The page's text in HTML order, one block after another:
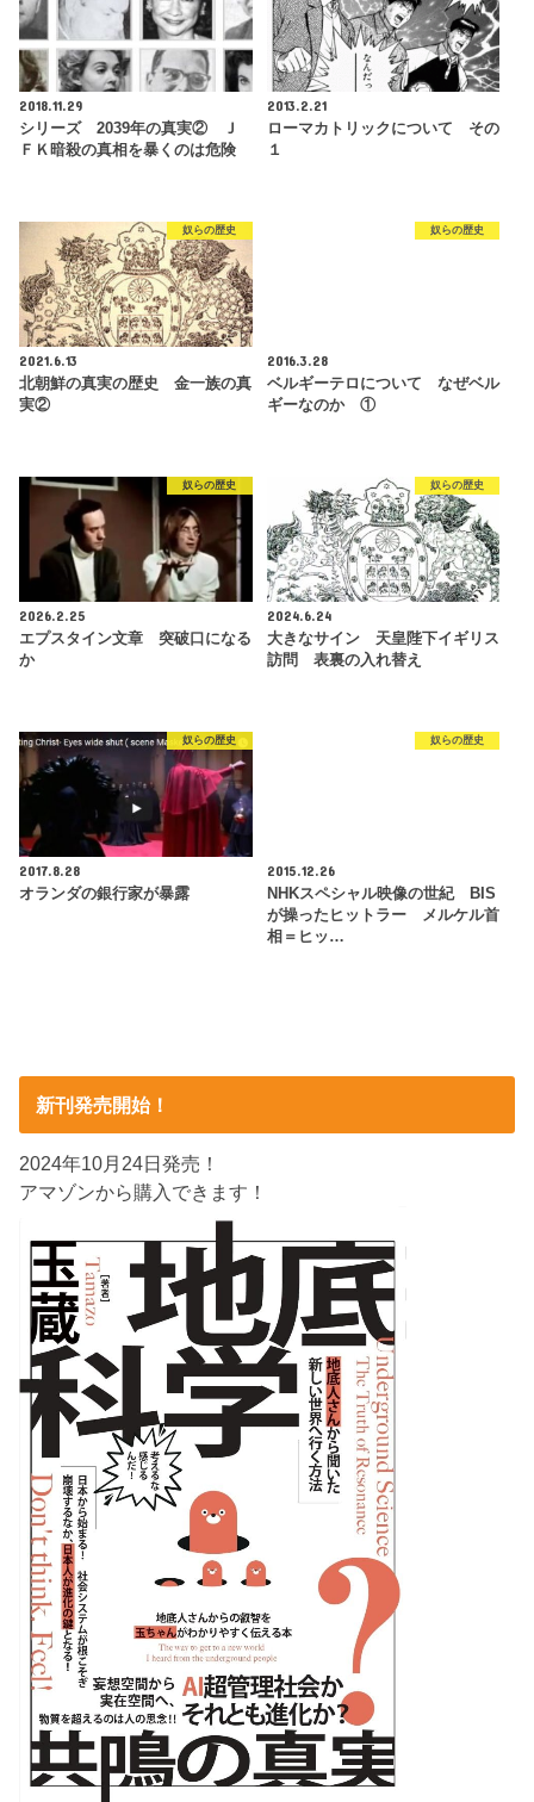
2018.11.29
シリーズ 2039年の真実② Ｊ
ＦＫ暗殺の真相を暴くのは危険
2013.2.21
ローマカトリックについて その
１
奴らの歴史
2021.6.13
北朝鮮の真実の歴史 金一族の真
実②
奴らの歴史
2016.3.28
ベルギーテロについて なぜベル
ギーなのか ①
奴らの歴史
2026.2.25
エプスタイン文章 突破口になる
か
奴らの歴史
2024.6.24
大きなサイン 天皇陛下イギリス
訪問 表裏の入れ替え
奴らの歴史
2017.8.28
オランダの銀行家が暴露
奴らの歴史
2015.12.26
NHKスペシャル映像の世紀 BIS
が操ったヒットラー メルケル首
相＝ヒッ…
新刊発売開始！
2024年10月24日発売！
アマゾンから購入できます！